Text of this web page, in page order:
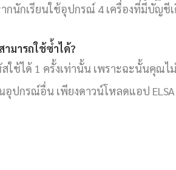
กนักเรียนใช้อุปกรณ์ 4 เครื่องที่มีบัญชี
ามารถใช้ซ้ำได้?
ใช้ได้ 1 ครั้งเท่านั้น เพราะฉะนั้นคุณไ
อุปกรณ์อื่น เพียงดาวน์โหลดแอป